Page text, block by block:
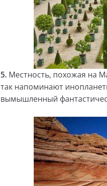
5. Местность, похожая на
так напоминают
вымышленный